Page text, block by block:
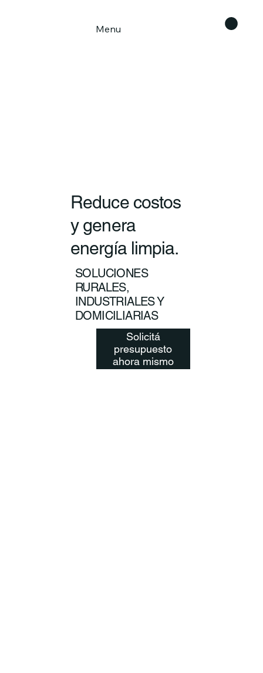
Menu
Reduce costos
y genera
energía limpia.
SOLUCIONES
RURALES,
INDUSTRIALES Y
DOMICILIARIAS
Solicitá
presupuesto
ahora mismo